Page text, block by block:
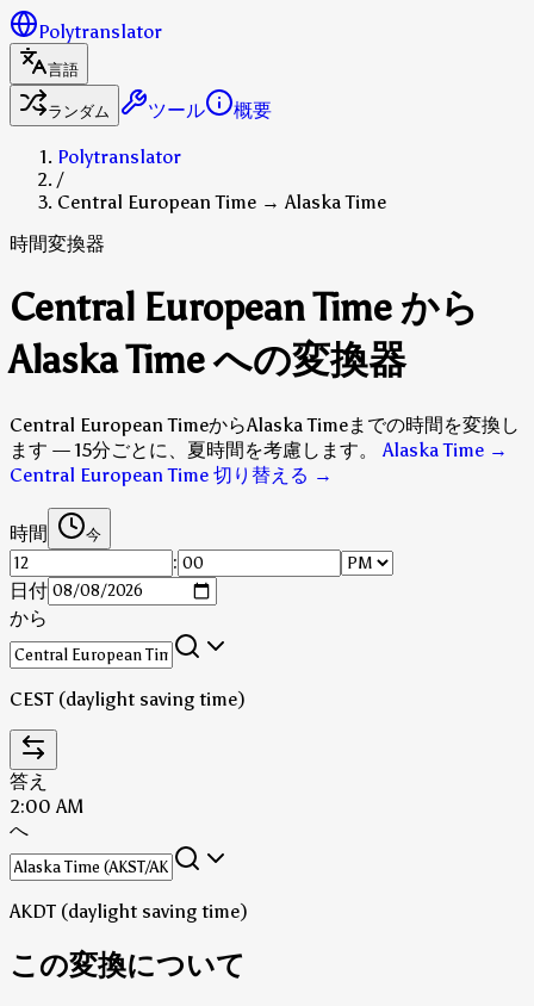
Polytranslator
言語
ランダム ツール 概要
Polytranslator
/
Central European Time → Alaska Time
時間変換器
Central European Time から
Alaska Time への変換器
Central European TimeからAlaska Timeまでの時間を変換し
ます — 15分ごとに、夏時間を考慮します。
Alaska Time →
Central European Time 切り替える →
時間 今
:
日付
から
CEST (daylight saving time)
答え
2:00 AM
へ
AKDT (daylight saving time)
この変換について